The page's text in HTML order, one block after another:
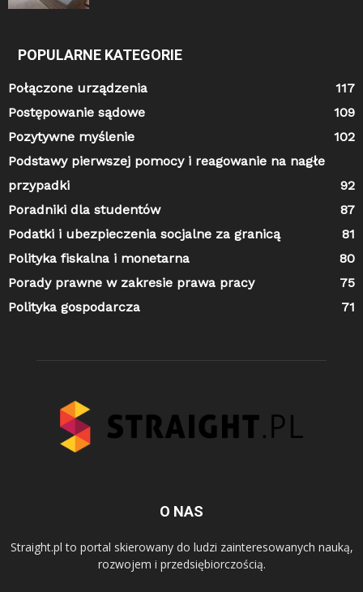
POPULARNE KATEGORIE
Połączone urządzenia
117
Postępowanie sądowe
109
Pozytywne myślenie
102
Podstawy pierwszej pomocy i reagowanie na nagłe
przypadki
92
Poradniki dla studentów
87
Podatki i ubezpieczenia socjalne za granicą
81
Polityka fiskalna i monetarna
80
Porady prawne w zakresie prawa pracy
75
Polityka gospodarcza
71
O NAS
Straight.pl to portal skierowany do ludzi zainteresowanych nauką,
rozwojem i przedsiębiorczością.